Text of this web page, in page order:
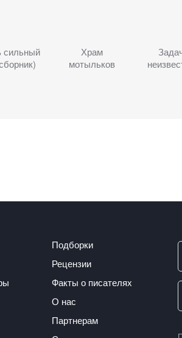
сильный
Храм
мотыльков
Подборки
Рецензии
Факты о писателях
О нас
Партнерам